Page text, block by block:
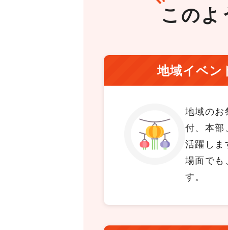
このよ
地域イベン
地域のお
付、本部
活躍しま
場面でも
す。